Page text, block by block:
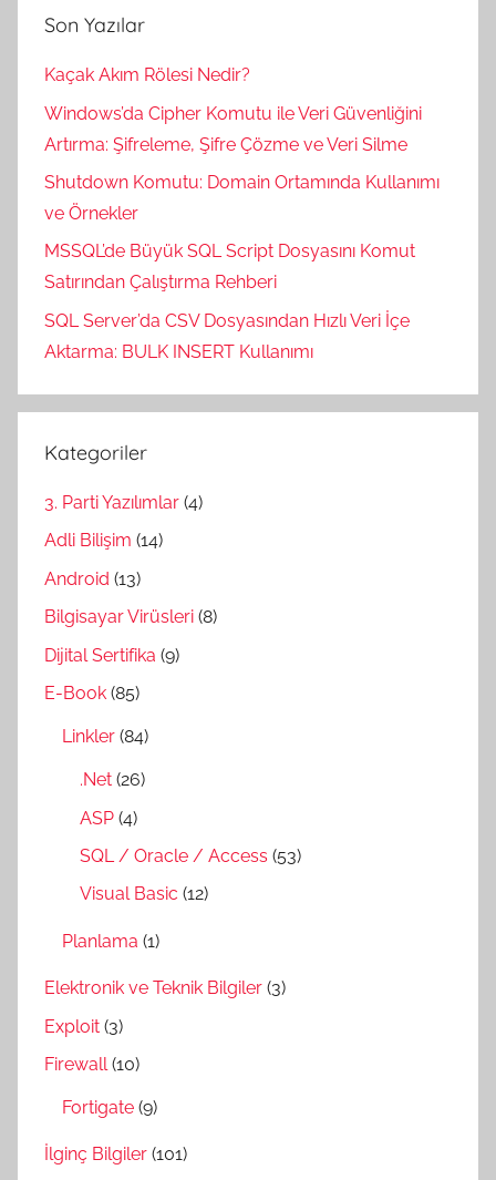
Son Yazılar
Kaçak Akım Rölesi Nedir?
Windows’da Cipher Komutu ile Veri Güvenliğini
Artırma: Şifreleme, Şifre Çözme ve Veri Silme
Shutdown Komutu: Domain Ortamında Kullanımı
ve Örnekler
MSSQL’de Büyük SQL Script Dosyasını Komut
Satırından Çalıştırma Rehberi
SQL Server’da CSV Dosyasından Hızlı Veri İçe
Aktarma: BULK INSERT Kullanımı
Kategoriler
3. Parti Yazılımlar (4)
Adli Bilişim (14)
Android (13)
Bilgisayar Virüsleri (8)
Dijital Sertifika (9)
E-Book (85)
Linkler (84)
.Net (26)
ASP (4)
SQL / Oracle / Access (53)
Visual Basic (12)
Planlama (1)
Elektronik ve Teknik Bilgiler (3)
Exploit (3)
Firewall(10)
Fortigate (9)
İlginç Bilgiler (101)